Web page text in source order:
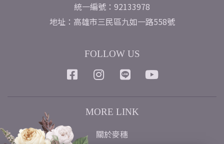
統一編號：92133978
地址：高雄市三民區九如一路558號
FOLLOW US
MORE LINK
關於麥穗